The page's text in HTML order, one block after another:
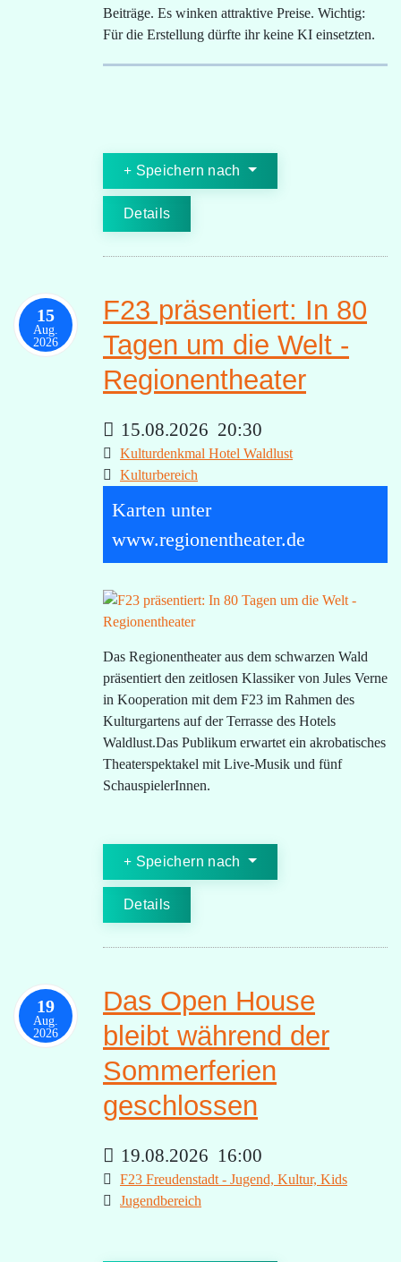
Beiträge. Es winken attraktive Preise. Wichtig:
Für die Erstellung dürfte ihr keine KI einsetzten.
Speichern nach
Details
15
Aug.
2026
F23 präsentiert: In 80
Tagen um die Welt -
Regionentheater
15.08.2026 20:30
Kulturdenkmal Hotel Waldlust
Kulturbereich
Karten unter
www.regionentheater.de
Das Regionentheater aus dem schwarzen Wald
präsentiert den zeitlosen Klassiker von Jules Verne
in Kooperation mit dem F23 im Rahmen des
Kulturgartens auf der Terrasse des Hotels
Waldlust.Das Publikum erwartet ein akrobatisches
Theaterspektakel mit Live-Musik und fünf
SchauspielerInnen.
Speichern nach
Details
19
Aug.
2026
Das Open House
bleibt während der
Sommerferien
geschlossen
19.08.2026 16:00
F23 Freudenstadt - Jugend, Kultur, Kids
Jugendbereich